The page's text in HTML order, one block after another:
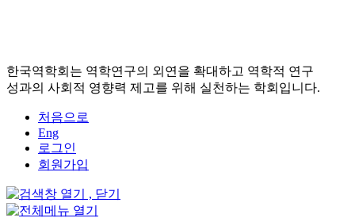
한국역학회는 역학연구의 외연을 확대하고 역학적 연구
성과의 사회적 영향력 제고를 위해 실천하는 학회입니다.
처음으로
Eng
로그인
회원가입